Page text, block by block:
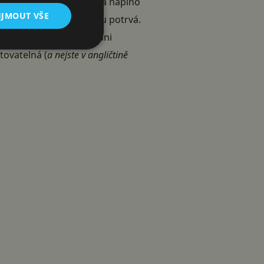
nejspíš to ještě chvilku potrvá.
východisko a není ani
(a nejste v angličtině
VŠE